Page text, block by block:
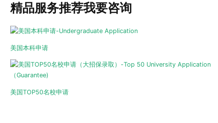
精品服务推荐我要咨询
美国本科申请
美国TOP50名校申请